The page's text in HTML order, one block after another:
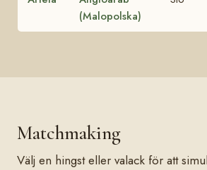
(Malopolska)
Matchmaking
Välj en hingst eller valack för att